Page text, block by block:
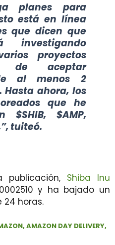
planes para
está en línea
que dicen que
investigando
proyectos
de aceptar
al menos 2
Hasta ahora, los
que he
$SHIB, $AMP,
tuiteó.
Shiba Inu
y ha bajado un
24 horas.
, AMAZON DAY DELIVERY,